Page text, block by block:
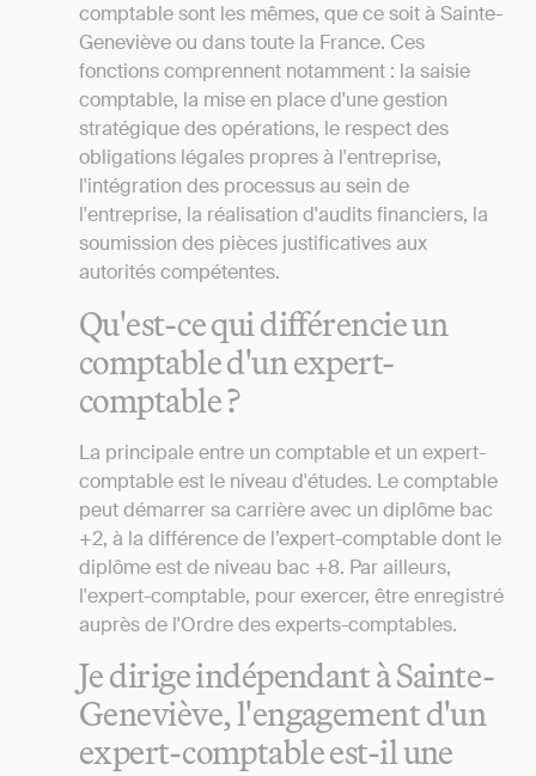
comptable sont les mêmes, que ce soit à Sainte-
Geneviève ou dans toute la France. Ces
fonctions comprennent notamment : la saisie
comptable, la mise en place d'une gestion
stratégique des opérations, le respect des
obligations légales propres à l'entreprise,
l'intégration des processus au sein de
l'entreprise, la réalisation d'audits financiers, la
soumission des pièces justificatives aux
autorités compétentes.
Qu'est-ce qui différencie un
comptable d'un expert-
comptable ?
La principale entre un comptable et un expert-
comptable est le niveau d'études. Le comptable
peut démarrer sa carrière avec un diplôme bac
+2, à la différence de l’expert-comptable dont le
diplôme est de niveau bac +8. Par ailleurs,
l'expert-comptable, pour exercer, être enregistré
auprès de l'Ordre des experts-comptables.
Je dirige indépendant à Sainte-
Geneviève, l'engagement d'un
expert-comptable est-il une